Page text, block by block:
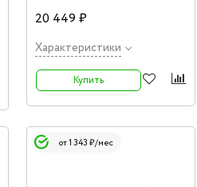
20 449 ₽
Характеристики
Купить
от 1 343 ₽/мес